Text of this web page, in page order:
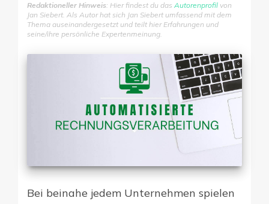
Redaktioneller Hinweis: Hier findest du das Autorenprofil von
Jan Siebert. Als Autor hat sich Jan Siebert umfassend mit dem
Thema auseinandergesetzt und teilt hier Erfahrungen und
seine/ihre persönliche Expertenmeinung.
Bei beinahe jedem Unternehmen spielen